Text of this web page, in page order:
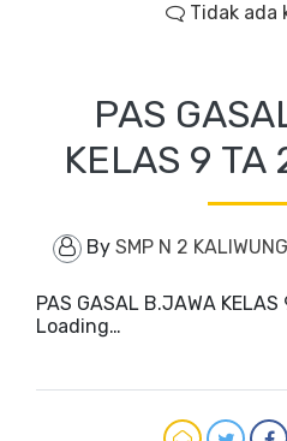
Tidak ada
PAS
KELAS 9
By SMP N 2
PAS GASAL B.JAWA
Loading…